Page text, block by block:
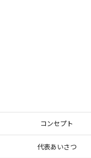
コンセプト
代表あいさつ